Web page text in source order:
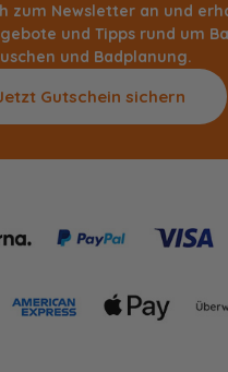
zum Newsletter an und
und Tipps rund um
und Badplanung.
Gutschein sichern